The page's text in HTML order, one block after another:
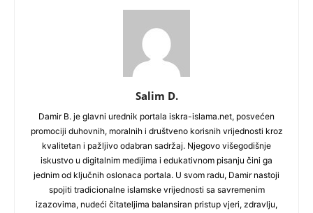
Salim D.
Damir B. je glavni urednik portala iskra-islama.net, posvećen
promociji duhovnih, moralnih i društveno korisnih vrijednosti kroz
kvalitetan i pažljivo odabran sadržaj. Njegovo višegodišnje
iskustvo u digitalnim medijima i edukativnom pisanju čini ga
jednim od ključnih oslonaca portala. U svom radu, Damir nastoji
spojiti tradicionalne islamske vrijednosti sa savremenim
izazovima, nudeći čitateljima balansiran pristup vjeri, zdravlju,